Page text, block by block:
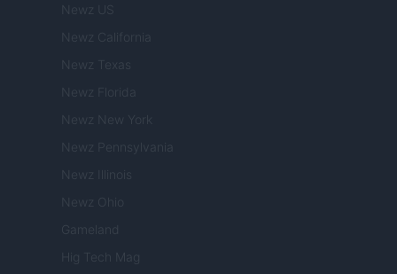
Newz US
Newz California
Newz Texas
Newz Florida
Newz New York
Newz Pennsylvania
Newz Illinois
Newz Ohio
Gameland
Hig Tech Mag